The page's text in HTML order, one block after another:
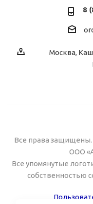
8
Москва,
Все права защищены.
ООО
Все упомянутые
собственностью